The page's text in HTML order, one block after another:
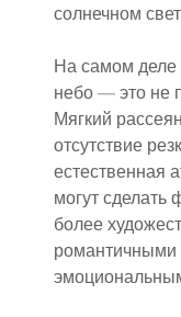
солнечном
На самом деле
небо — это не
Мягкий
отсутствие
естественная
могут сделать
более
романтичными